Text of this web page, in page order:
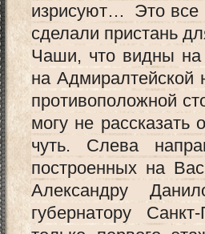
изрисуют… Это все
сделали пристань
Чаши, что видны на
на
противоположной
могу не рассказать
чуть. Слева
построенных на
Александру
губернатору